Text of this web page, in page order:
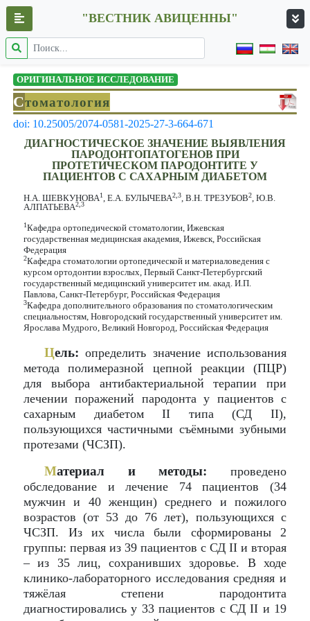
"ВЕСТНИК АВИЦЕННЫ"
ОРИГИНАЛЬНОЕ ИССЛЕДОВАНИЕ
Стоматология
doi: 10.25005/2074-0581-2025-27-3-664-671
ДИАГНОСТИЧЕСКОЕ ЗНАЧЕНИЕ ВЫЯВЛЕНИЯ
ПАРОДОНТОПАТОГЕНОВ ПРИ
ПРОТЕТИЧЕСКОМ ПАРОДОНТИТЕ У
ПАЦИЕНТОВ С САХАРНЫМ ДИАБЕТОМ
Н.А. ШЕВКУНОВА1, Е.А. БУЛЫЧЕВА2,3, В.Н. ТРЕЗУБОВ2, Ю.В.
АЛПАТЬЕВА2,3
1Кафедра ортопедической стоматологии, Ижевская
государственная медицинская академия, Ижевск, Российская
Федерация
2Кафедра стоматологии ортопедической и материаловедения с
курсом ортодонтии взрослых, Первый Санкт-Петербургский
государственный медицинский университет им. акад. И.П.
Павлова, Санкт-Петербург, Российская Федерация
3Кафедра дополнительного образования по стоматологическим
специальностям, Новгородский государственный университет им.
Ярослава Мудрого, Великий Новгород, Российская Федерация
Цель: определить значение использования
метода полимеразной цепной реакции (ПЦР)
для выбора антибактериальной терапии при
лечении поражений пародонта у пациентов с
сахарным диабетом II типа (СД II),
пользующихся частичными съёмными зубными
протезами (ЧСЗП).
Материал и методы: проведено
обследование и лечение 74 пациентов (34
мужчин и 40 женщин) среднего и пожилого
возрастов (от 53 до 76 лет), пользующихся c
ЧСЗП. Из их числа были сформированы 2
группы: первая из 39 пациентов с СД II и вторая
– из 35 лиц, сохранивших здоровье. В ходе
клинико-лабораторного исследования средняя и
тяжёлая степени пародонтита
диагностировались у 33 пациентов с СД II и 19